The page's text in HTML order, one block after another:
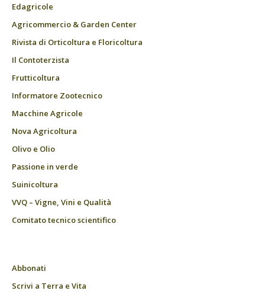
Edagricole
Agricommercio & Garden Center
Rivista di Orticoltura e Floricoltura
Il Contoterzista
Frutticoltura
Informatore Zootecnico
Macchine Agricole
Nova Agricoltura
Olivo e Olio
Passione in verde
Suinicoltura
VVQ – Vigne, Vini e Qualità
Comitato tecnico scientifico
Abbonati
Scrivi a Terra e Vita